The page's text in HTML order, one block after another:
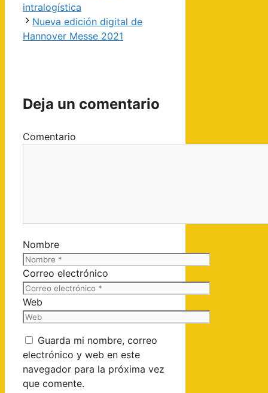
intralogística
Nueva edición digital de
Hannover Messe 2021
Deja un comentario
Comentario
Nombre
Correo electrónico
Web
Guarda mi nombre, correo
electrónico y web en este
navegador para la próxima vez
que comente.